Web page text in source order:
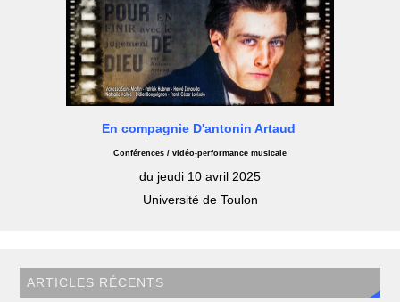
En compagnie D'antonin Artaud
Conférences / vidéo-performance musicale
du jeudi 10 avril 2025
Université de Toulon
ARTICLES RÉCENTS